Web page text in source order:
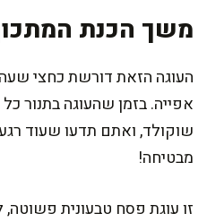
משך הכנת
אפייה. בזמן שהעוגה בתנור
שוקולד, ואתם תדעו שעוד
מבטיחה!
זו עוגת פסח טבעונית פשוטה,